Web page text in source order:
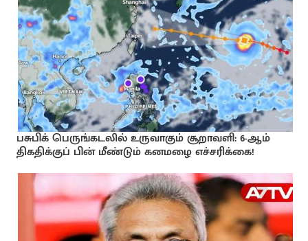
பசுபிக் பெருங்கடலில் உருவாகும் சூறாவளி: 6-ஆம்
திகதிக்குப் பின் மீண்டும் கனமழை எச்சரிக்கை!